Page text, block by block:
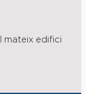
mateix edifici